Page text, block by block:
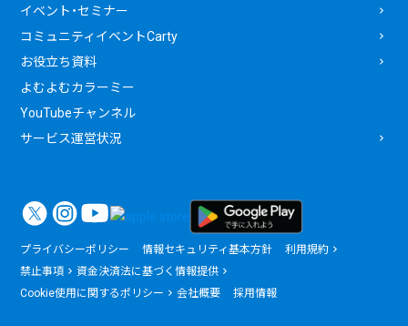
イベント・セミナー
コミュニティイベントCarty
お役立ち資料
よむよむカラーミー
YouTubeチャンネル
サービス運営状況
プライバシーポリシー 情報セキュリティ基本方針
利用規約
禁止事項
資金決済法に基づく情報提供
Cookie使用に関するポリシー
会社概要 採用情報